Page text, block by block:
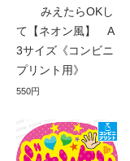
みえたらOKし
て【ネオン風】 A
3サイズ《コンビニ
プリント用》
550円